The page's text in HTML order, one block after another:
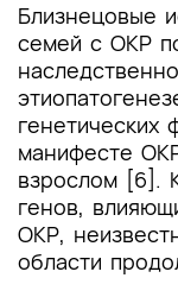
Близнецовые
семей с ОКР
генетических
манифесте
взрослом [6].
генов,
ОКР,
области